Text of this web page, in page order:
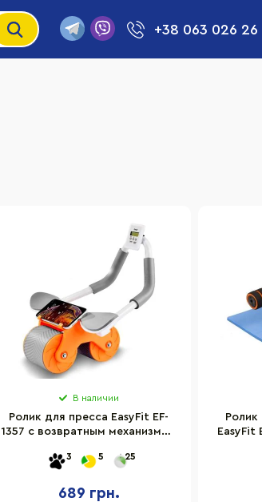
+38 063 026 26
В наличии
Ролик для пресса EasyFit EF-
1357 с возвратным механизмом
3 5 25
689 грн.
Ролик
EasyFit